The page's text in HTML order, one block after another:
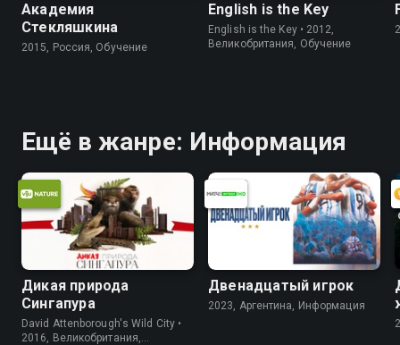
Академия
Стекляшкина
2015, Россия, Обучение
English is the Key
English is the Key • 2012,
Великобритания, Обучение
Ещё в жанре: Информация
Дикая природа
Сингапура
David Attenborough's Wild City •
2016, Великобритания,
Двенадцатый игрок
2023, Аргентина, Информация